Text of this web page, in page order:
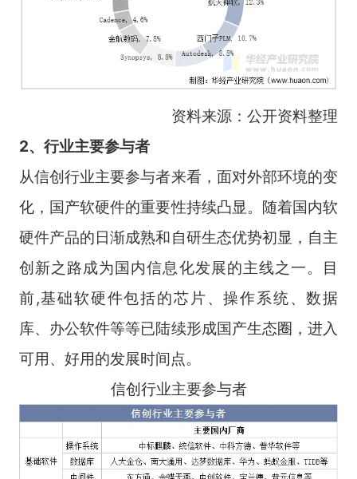
资料来源：公开资料整理
2、行业主要参与者
从信创行业主要参与者来看，面对外部环境的变
化，国产软硬件的重要性持续凸显。随着国内软
硬件产品的日渐成熟和自研生态优势初显，自主
创新之路成为国内信息化发展的主线之一。目
前,基础软硬件包括的芯片、操作系统、数据
库、办公软件等等已陆续形成国产生态圈，进入
可用、好用的发展时间点。
信创行业主要参与者